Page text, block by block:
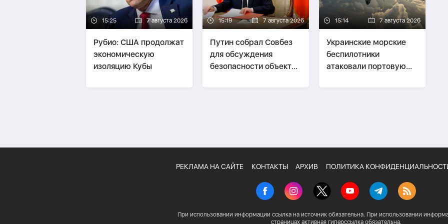
15:25 7 августа 2026
Рубио: США продолжат
экономическую
изоляцию Кубы
15:19 7 августа 2026
Путин собрал Совбез
для обсуждения
безопасности объектов
15:14 7 августа 2026
Украинские морские
беспилотники
атаковали портовую
РЕКЛАМА НА САЙТЕ КОНТАКТЫ АРХИВ ПОЛИТИКА
При использовании информации ссылка на источник обязательна. При использовании
страницах активная гиперссылка обязательна.